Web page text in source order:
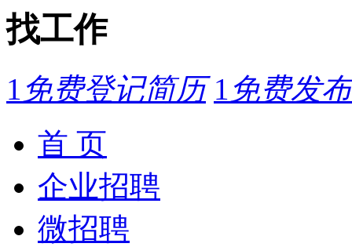
找工作
1 免费登记简历 1 免费发
首 页
企业招聘
微招聘